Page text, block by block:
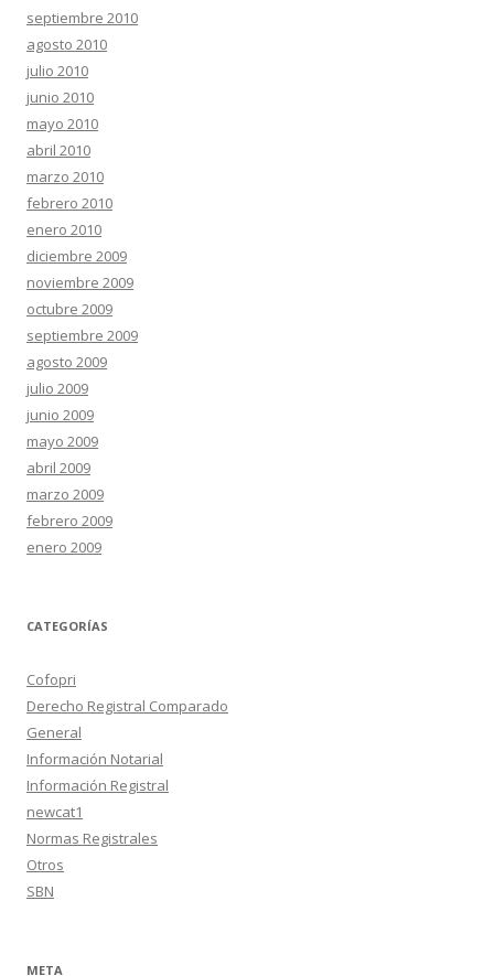
septiembre 2010
agosto 2010
julio 2010
junio 2010
mayo 2010
abril 2010
marzo 2010
febrero 2010
enero 2010
diciembre 2009
noviembre 2009
octubre 2009
septiembre 2009
agosto 2009
julio 2009
junio 2009
mayo 2009
abril 2009
marzo 2009
febrero 2009
enero 2009
CATEGORÍAS
Cofopri
Derecho Registral Comparado
General
Información Notarial
Información Registral
newcat1
Normas Registrales
Otros
SBN
META